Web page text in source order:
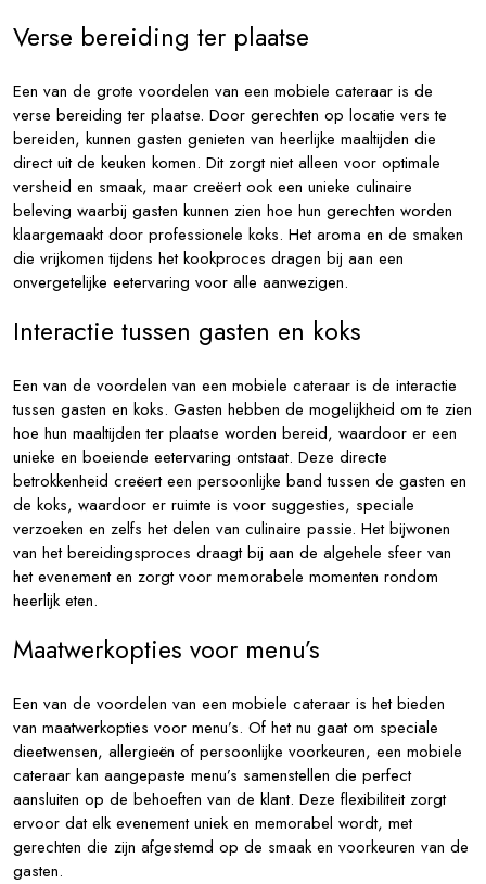
Verse bereiding ter plaatse
Een van de grote voordelen van een mobiele cateraar is de
verse bereiding ter plaatse. Door gerechten op locatie vers te
bereiden, kunnen gasten genieten van heerlijke maaltijden die
direct uit de keuken komen. Dit zorgt niet alleen voor optimale
versheid en smaak, maar creëert ook een unieke culinaire
beleving waarbij gasten kunnen zien hoe hun gerechten worden
klaargemaakt door professionele koks. Het aroma en de smaken
die vrijkomen tijdens het kookproces dragen bij aan een
onvergetelijke eetervaring voor alle aanwezigen.
Interactie tussen gasten en koks
Een van de voordelen van een mobiele cateraar is de interactie
tussen gasten en koks. Gasten hebben de mogelijkheid om te zien
hoe hun maaltijden ter plaatse worden bereid, waardoor er een
unieke en boeiende eetervaring ontstaat. Deze directe
betrokkenheid creëert een persoonlijke band tussen de gasten en
de koks, waardoor er ruimte is voor suggesties, speciale
verzoeken en zelfs het delen van culinaire passie. Het bijwonen
van het bereidingsproces draagt bij aan de algehele sfeer van
het evenement en zorgt voor memorabele momenten rondom
heerlijk eten.
Maatwerkopties voor menu’s
Een van de voordelen van een mobiele cateraar is het bieden
van maatwerkopties voor menu’s. Of het nu gaat om speciale
dieetwensen, allergieën of persoonlijke voorkeuren, een mobiele
cateraar kan aangepaste menu’s samenstellen die perfect
aansluiten op de behoeften van de klant. Deze flexibiliteit zorgt
ervoor dat elk evenement uniek en memorabel wordt, met
gerechten die zijn afgestemd op de smaak en voorkeuren van de
gasten.